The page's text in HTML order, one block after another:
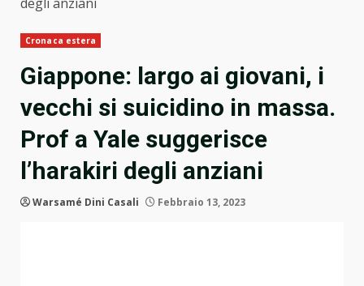
Cronaca estera
Giappone: largo ai giovani, i
vecchi si suicidino in massa.
Prof a Yale suggerisce
l’harakiri degli anziani
Warsamé Dini Casali Febbraio 13, 2023